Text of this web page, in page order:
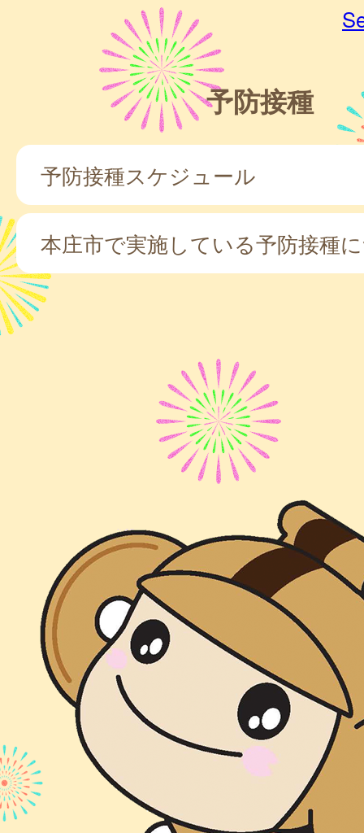
予防接種
予防接種スケジュール
本庄市で実施している予防接種